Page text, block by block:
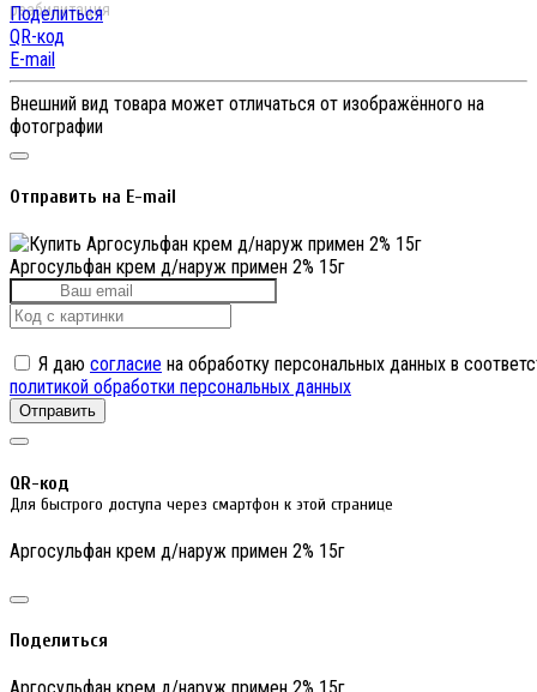
Поделиться
QR-код
E-mail
Внешний вид товара может отличаться от изображённого на
фотографии
Отправить на E-mail
Аргосульфан крем д/наруж примен 2% 15г
Я даю согласие на обработку персональных данных в
политикой обработки персональных данных
Отправить
QR-код
Для быстрого доступа через смартфон к этой странице
Аргосульфан крем д/наруж примен 2% 15г
Поделиться